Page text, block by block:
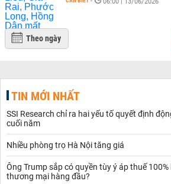
Theo ngày
TIN MỚI NHẤT
SSI Research chỉ ra hai yếu tố quyết định
cuối năm
Nhiều phòng trọ Hà Nội tăng giá
Ông Trump sắp có quyền tùy ý áp thuế
thương mại hàng đầu?